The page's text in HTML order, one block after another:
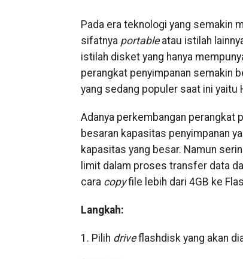
Pada era teknologi yang semakin
sifatnyaportableatau istilah
istilah disket yang hanya
perangkat penyimpanan semakin
yang sedang populer saat ini yaitu
Adanya perkembangan perangkat
besaran kapasitas penyimpanan
kapasitas yang besar. Namun
limit dalam proses transfer data
cara copyfile lebih dari 4GB ke
Langkah:
1. Pilih driveflashdisk yang akan